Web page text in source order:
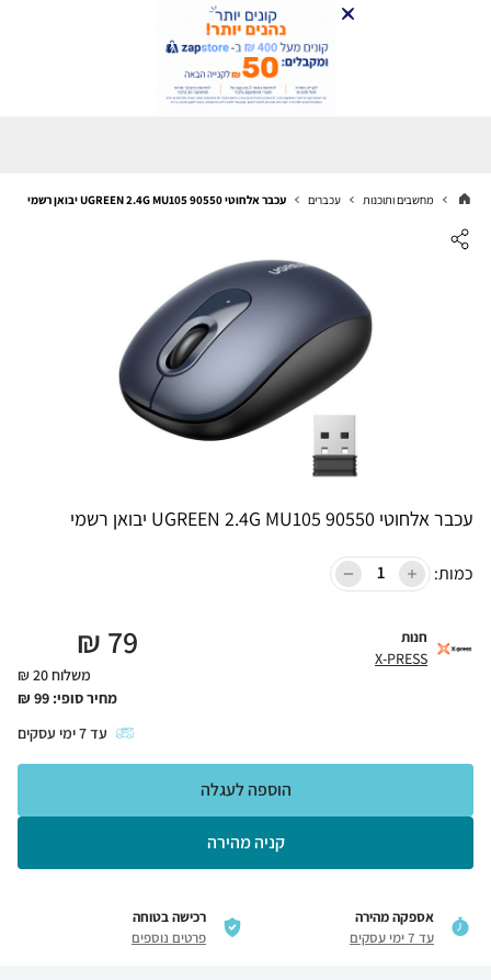
מחשבים ותוכנות עכברים עכבר אלחוטי UGREEN 2.4G MU105 90550 יבואן רשמי
עכבר אלחוטי UGREEN 2.4G MU105 90550 יבואן רשמי
כמות:
חנות
X-PRESS
79
₪
משלוח 20 ₪
מחיר סופי: 99
₪
עד7ימי עסקים
קניה מהירה
הוספה לעגלה
אספקה מהירה
עד 7 ימי עסקים
רכישה בטוחה
פרטים נוספים